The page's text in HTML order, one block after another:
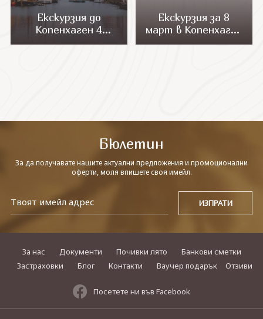
ПРАЗНИЦИ
ЕКЗОТИКА
Екскурзия до
Копенхаген 4
нощувки
Екскурзия за 8
март в Копенхаген
със самолет
Бюлетин
За да получавате нашите актуални предложения и промоционални
оферти, моля впишете своя имейл.
За нас Документи Почивки лято
Банкови сметки
Застраховки
Блог Контакти Ваучер подарък Отзиви
Посетете ни във Facebook